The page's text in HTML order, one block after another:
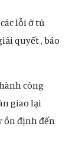
lỗi ở tủ
quyết , báo
công
giao lại
ổn định đến